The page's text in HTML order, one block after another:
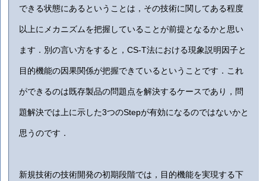
できる状態にあるということは，その技術に関してある程度
以上にメカニズムを把握していることが前提となるかと思い
ます．別の言い方をすると，CS-T法における現象説明因子と
目的機能の因果関係が把握できているということです．これ
ができるのは既存製品の問題点を解決するケースであり，問
題解決では上に示した3つのStepが有効になるのではないかと
思うのです．
新規技術の技術開発の初期段階では，目的機能を実現する下